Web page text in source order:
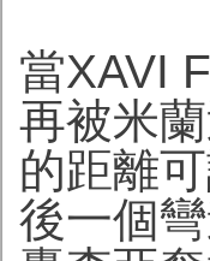
當XAVI
再被米
的距離
後一個